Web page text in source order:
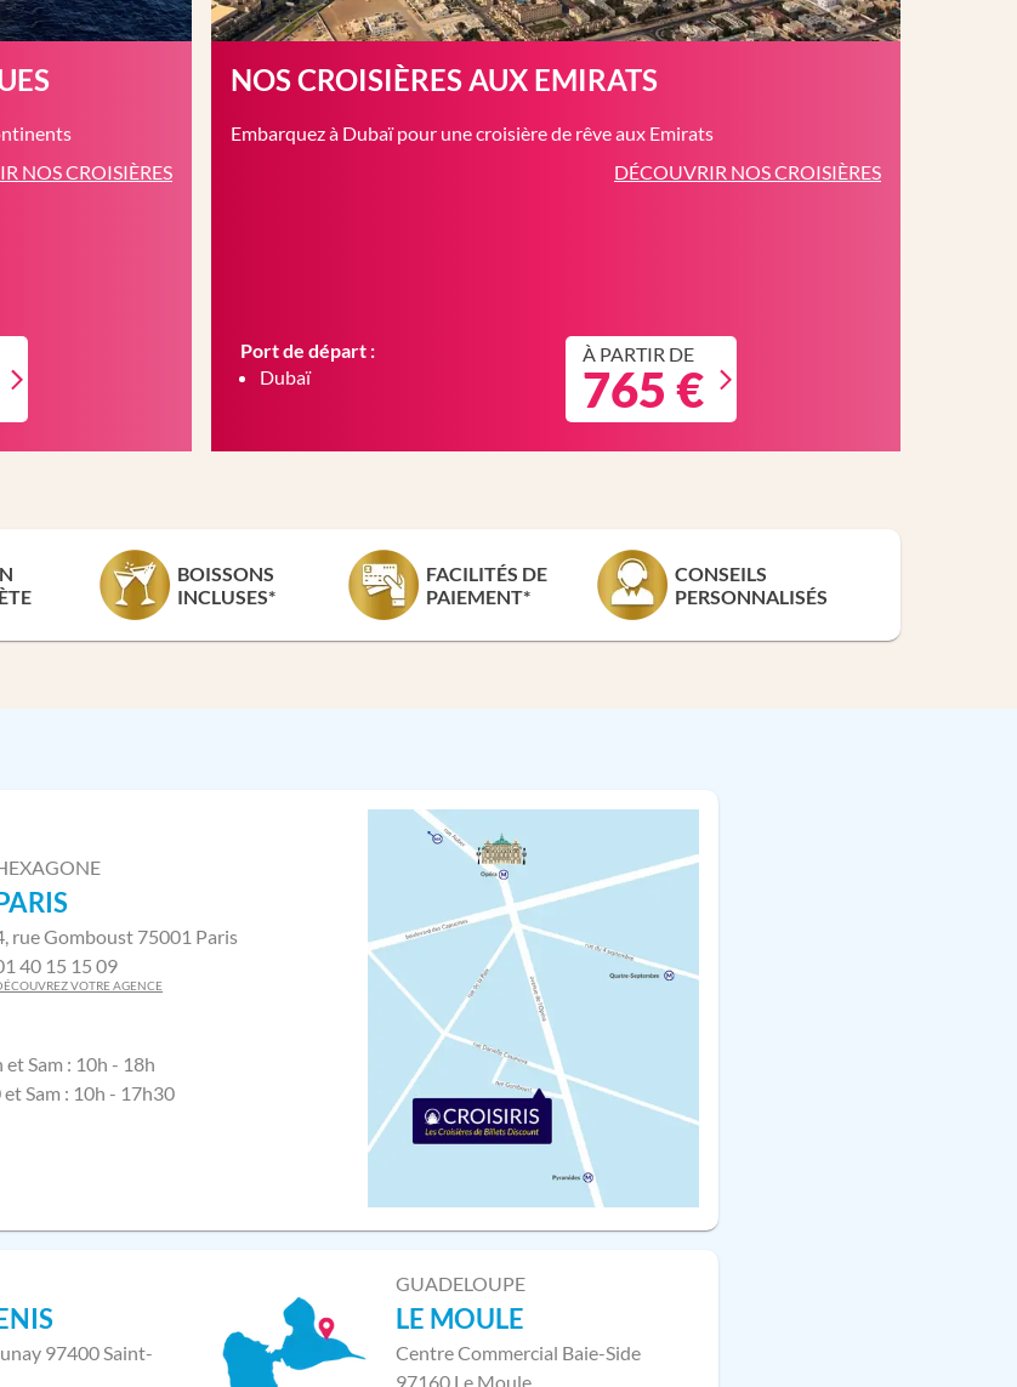
NOS CROISIÈRES
NOS CROISIÈRES AUX EMIRATS
Embarquez à Dubaï pour une croisière de rêve aux Emirats
DÉCOUVRIR NOS CROISIÈRES
Port de départ :
Dubaï
À PARTIR DE
765 €
BOISSONS
INCLUSES*
FACILITÉS DE
PAIEMENT*
CONSEILS
PERSONNALISÉS
rue Gomboust 75001 Paris
40 15 15 09
VOTRE AGENCE
Sam : 10h - 18h
Sam : 10h - 17h30
97400 Saint-
GUADELOUPE
LE MOULE
Centre Commercial Baie-Side
97160 Le Moule